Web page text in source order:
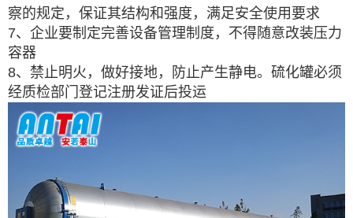
察的规定，保证其结构和强度，满足安全使用要求
7、企业要制定完善设备管理制度，不得随意改装压力
容器
8、禁止明火，做好接地，防止产生静电。硫化罐必须
经质检部门登记注册发证后投运